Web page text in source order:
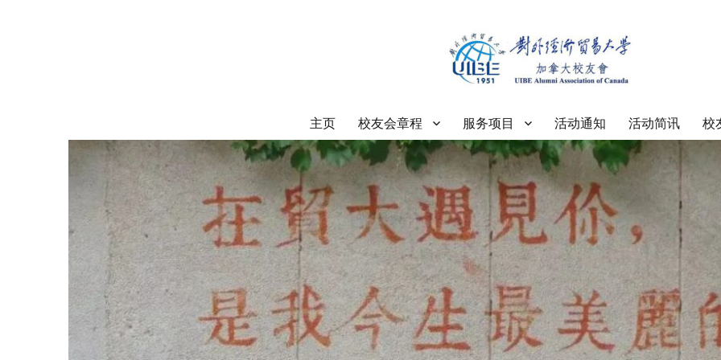
对外经济贸易大学加拿大校友会
主页 校友会章程 服务项目 活动通知 活动简讯 校